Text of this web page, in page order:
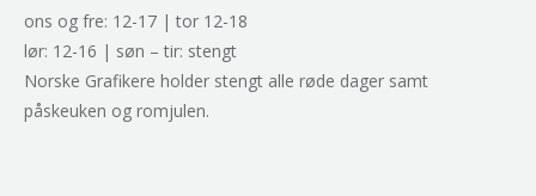
ons og fre: 12-17 | tor 12-18
lør: 12-16 | søn – tir: stengt
Norske Grafikere holder stengt alle røde dager samt
påskeuken og romjulen.